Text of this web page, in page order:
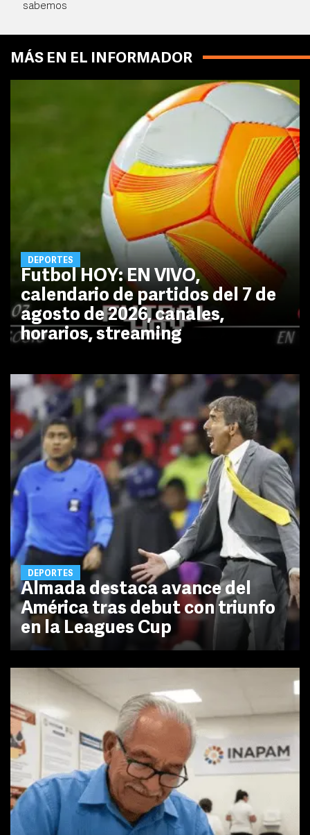
sabemos
MÁS EN EL INFORMADOR
DEPORTES
Futbol HOY: EN VIVO,
calendario de partidos del 7 de
agosto de 2026, canales,
horarios, streaming
DEPORTES
Almada destaca avance del
América tras debut con triunfo
en la Leagues Cup